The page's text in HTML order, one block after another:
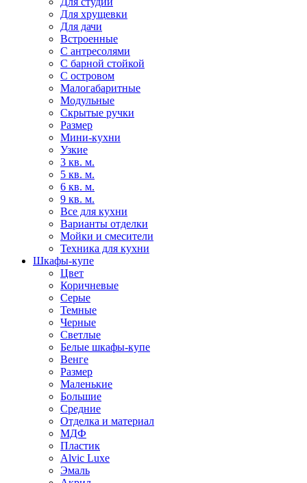
Для хрущевки
Для дачи
Встроенные
С антресолями
С барной стойкой
С островом
Малогабаритные
Модульные
Скрытые ручки
Размер
Мини-кухни
Узкие
3 кв. м.
5 кв. м.
6 кв. м.
9 кв. м.
Все для кухни
Варианты отделки
Мойки и смесители
Техника для кухни
Шкафы-купе
Цвет
Коричневые
Серые
Темные
Черные
Светлые
Белые шкафы-купе
Венге
Размер
Маленькие
Большие
Средние
Отделка и материал
МДФ
Пластик
Alvic Luxe
Эмаль